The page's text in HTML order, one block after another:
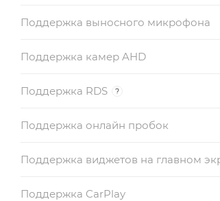
Поддержка выносного микрофона
Поддержка камер AHD
Поддержка RDS ?
Поддержка онлайн пробок
Поддержка виджетов на главном
Поддержка CarPlay